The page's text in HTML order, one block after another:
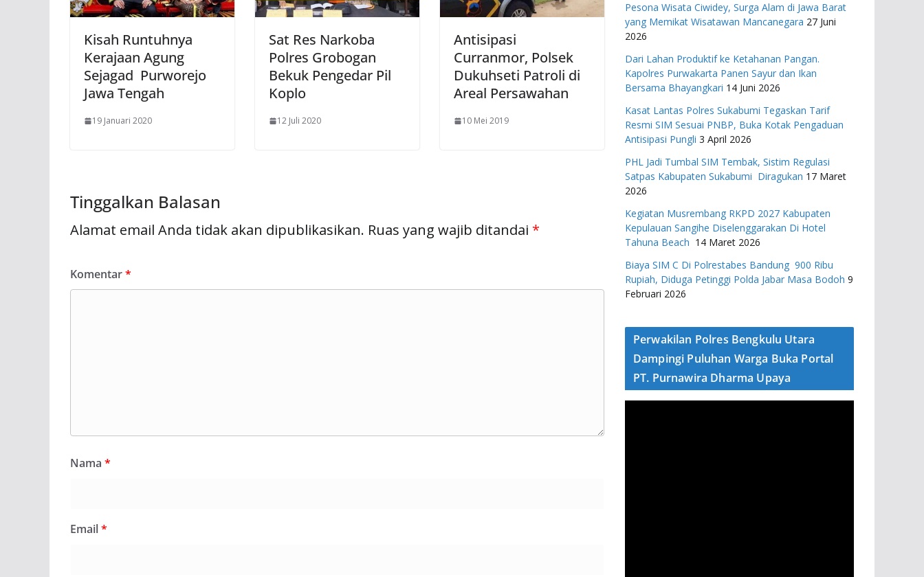
Kisah Runtuhnya
Kerajaan Agung
Sejagad Purworejo
Jawa Tengah
19 Januari 2020
Sat Res Narkoba
Polres Grobogan
Bekuk Pengedar Pil
Koplo
12 Juli 2020
Antisipasi
Curranmor, Polsek
Dukuhseti Patroli di
Areal Persawahan
10 Mei 2019
Tinggalkan Balasan
Alamat email Anda tidak akan dipublikasikan. Ruas yang wajib ditandai *
Komentar*
Nama *
Email*
Pesona Wisata Ciwidey, Surga Alam di Jawa Barat
yang Memikat Wisatawan Mancanegara 27 Juni
2026
Dari Lahan Produktif ke Ketahanan Pangan.
Kapolres Purwakarta Panen Sayur dan Ikan
Bersama Bhayangkari 14 Juni 2026
Kasat Lantas Polres Sukabumi Tegaskan Tarif
Resmi SIM Sesuai PNBP, Buka Kotak Pengaduan
Antisipasi Pungli 3 April 2026
PHL Jadi Tumbal SIM Tembak, Sistim Regulasi
Satpas Kabupaten Sukabumi Diragukan 17 Maret
2026
Kegiatan Musrembang RKPD 2027 ​Kabupaten
Kepulauan Sangihe Diselenggarakan Di Hotel
Tahuna Beach 14 Maret 2026
Biaya SIM C Di Polrestabes Bandung 900 Ribu
Rupiah, Diduga Petinggi Polda Jabar Masa Bodoh 9
Februari 2026
Perwakilan Polres Bengkulu Utara
Dampingi Puluhan Warga Buka Portal
PT. Purnawira Dharma Upaya